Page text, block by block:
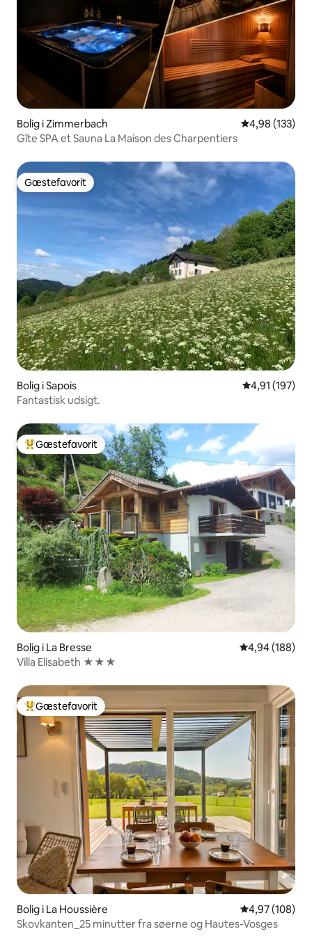
Bolig i Zimmerbach 4,98 ud af 5 i
4,98 (133)
Gîte SPA et Sauna La Maison des Charpentiers
Gæstefavorit
Gæstefavorit
Bolig i Sapois 4,91 ud af 5 i
4,91 (197)
Fantastisk udsigt.
Bedste gæstefavorit
Gæstefavorit
Bolig i La Bresse 4,94 ud af 5 i
4,94 (188)
Villa Elisabeth ★★★
Bedste gæstefavorit
Gæstefavorit
Bolig i La Houssière 4,97 ud af 5 i
4,97 (108)
Skovkanten_25 minutter fra søerne og Hautes-Vosges